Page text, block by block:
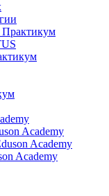
Практикум
Academy
Academy
Academy